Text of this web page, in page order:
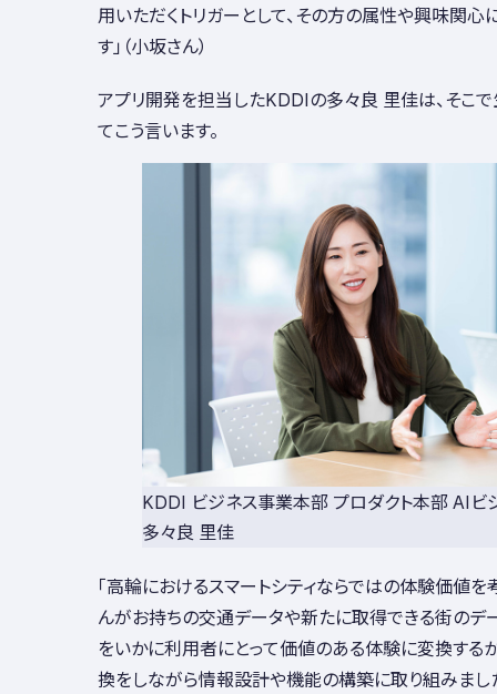
用いただくトリガーとして、その方の属性や興味関
す」（小坂さん）
アプリ開発を担当したKDDIの多々良 里佳は、そこで
てこう言います。
KDDI ビジネス事業本部 プロダクト本部 AIビ
多々良 里佳
「高輪におけるスマートシティならではの体験価値を
んがお持ちの交通データや新たに取得できる街のデ
をいかに利用者にとって価値のある体験に変換する
換をしながら情報設計や機能の構築に取り組みました